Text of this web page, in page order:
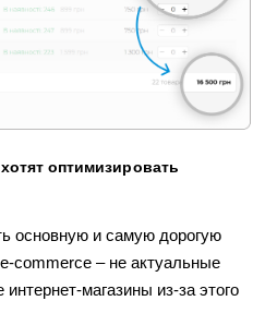
оптимизировать
основную и самую дорогую
commerce – не актуальные
магазины из-за этого